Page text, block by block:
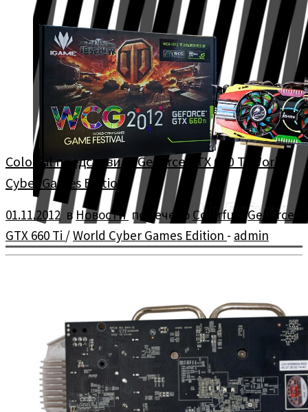
Colorful представила ограниченную версию GeForce GTX 660
Ti iGame, которая расписана вручную, дабы отпраздновать
World Cyber ​​Games 2012 […]
Colorful представила GeForce GTX 660 Ti World
Cyber Games Edition
01.11.2012вНовости помечено Colorful /GeForce
GTX 660 Ti /World Cyber Games Edition - admin